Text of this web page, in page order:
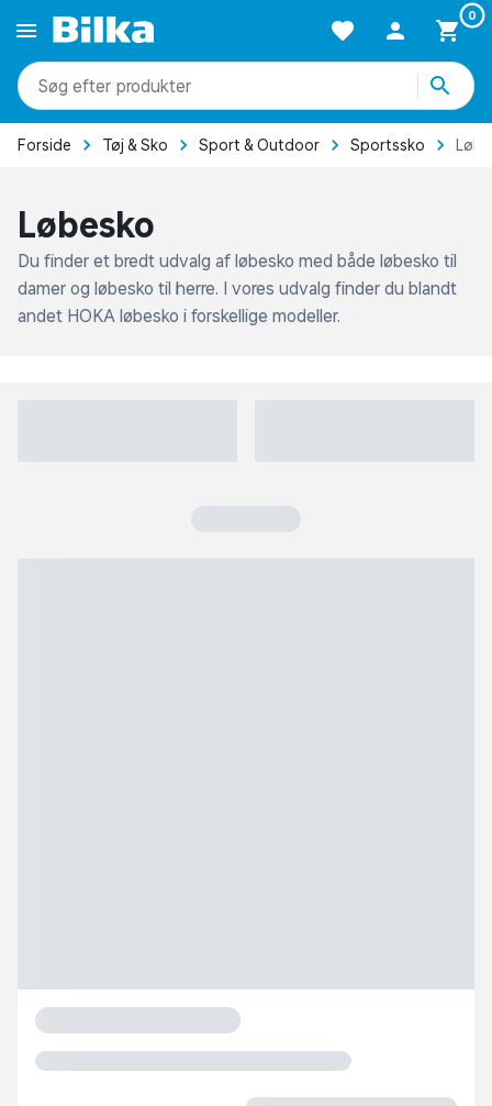
0
produkter
Tøj & Sko Sport & Outdoor Sportssko Løbesko
Løbesko
Du finder et bredt udvalg af løbesko med både løbesko til
damer og løbesko til herre. I vores udvalg finder du blandt
andet HOKA løbesko i forskellige modeller.